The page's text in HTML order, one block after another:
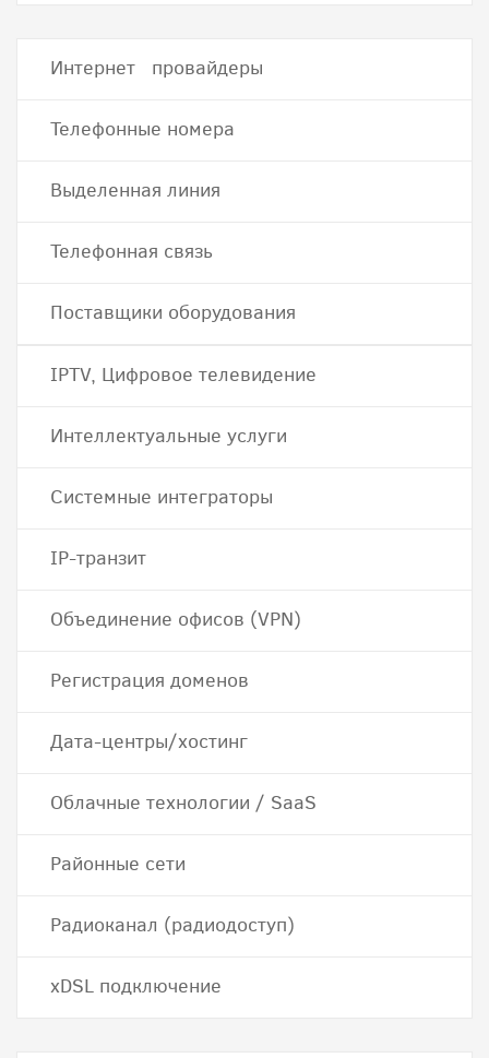
Интернет провайдеры
Телефонные номера
Выделенная линия
Телефонная связь
Поставщики оборудования
IPTV, Цифровое телевидение
Интеллектуальные услуги
Системные интеграторы
IP-транзит
Объединение офисов (VPN)
Регистрация доменов
Дата-центры/хостинг
Облачные технологии / SaaS
Районные сети
Радиоканал (радиодоступ)
хDSL подключение